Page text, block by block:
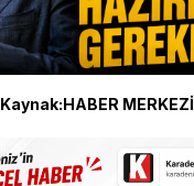
Kaynak:HABER MERKEZİ